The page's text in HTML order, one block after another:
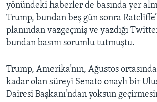
yönündeki haberler de basında yer
Trump, bundan beş gün sonra
planından vazgeçmiş ve yazdığı
bundan basını sorumlu tutmuştu.
Trump, Amerika’nın, Ağustos
kadar olan süreyi Senato onaylı bir
Dairesi Başkanı’ndan yoksun